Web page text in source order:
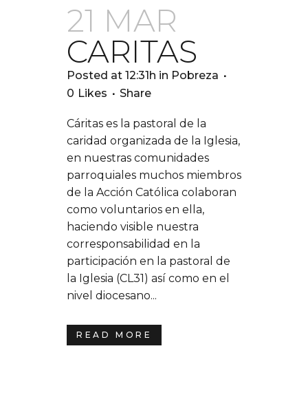
21 MAR
CARITAS
Posted at 12:31h in Pobreza
0 Likes Share
Cáritas es la pastoral de la
caridad organizada de la Iglesia,
en nuestras comunidades
parroquiales muchos miembros
de la Acción Católica colaboran
como voluntarios en ella,
haciendo visible nuestra
corresponsabilidad en la
participación en la pastoral de
la Iglesia (CL31) así como en el
nivel diocesano...
READ MORE